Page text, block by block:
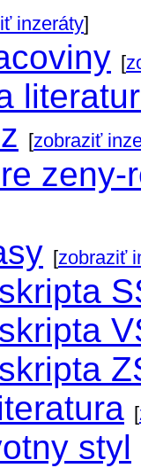
inzeráty]
[
[zobraziť
[zobraziť
[
styl